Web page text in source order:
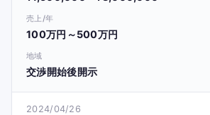
売上/年
100万円～500万円
地域
交渉開始後開示
2024/04/26